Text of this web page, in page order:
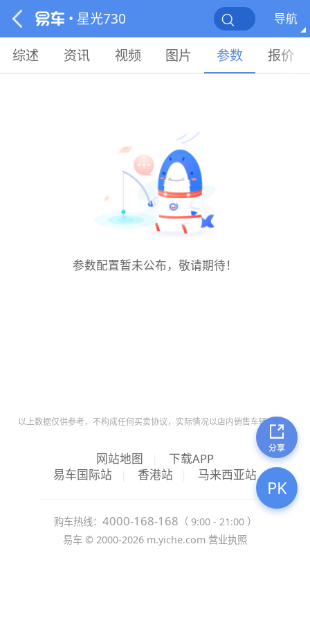
• 星光730 导航
综述 资讯 视频 图片 参数 报价
参数配置暂未公布，敬请期待！
以上数据仅供参考，不构成任何买卖协议，实际情况以店内销售车辆为准。
网站地图
下载APP
易车国际站
香港站 马来西亚站
购车热线： 4000-168-168 （ 9:00 - 21:00 ）
易车 © 2000-2026 m.yiche.com 营业执照
PK